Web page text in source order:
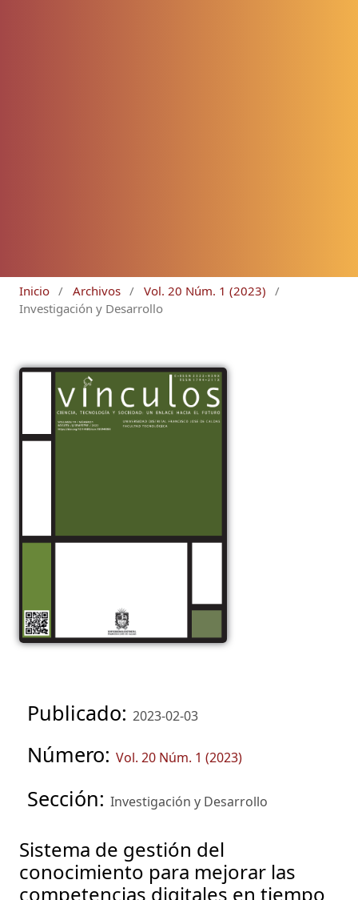
Inicio / Archivos / Vol. 20 Núm. 1 (2023)
/
Investigación y Desarrollo
Publicado: 2023-02-03
Número: Vol. 20 Núm. 1 (2023)
Sección: Investigación y Desarrollo
Sistema de gestión del
conocimiento para mejorar las
competencias digitales en tiempo